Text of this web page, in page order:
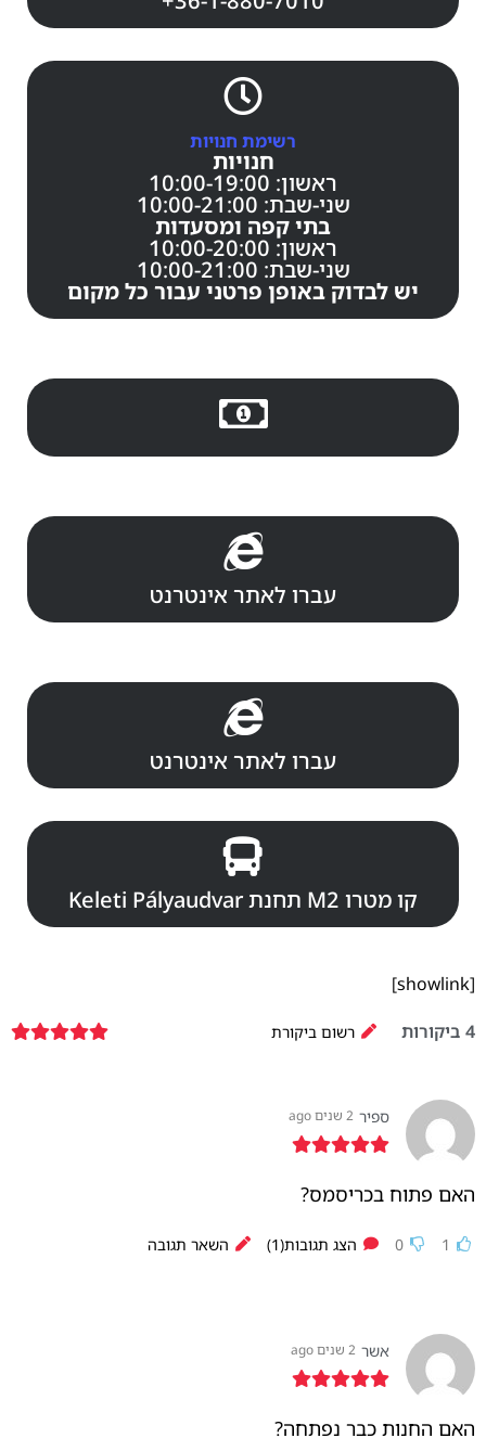
רשימת חנויות
חנויות
ראשון: 10:00-19:00
שני-שבת: 10:00-21:00
בתי קפה ומסעדות
ראשון: 10:00-20:00
שני-שבת: 10:00-21:00
יש לבדוק באופן פרטני עבור כל מקום
עברו לאתר אינטרנט
עברו לאתר אינטרנט
קו מטרו M2 תחנת Keleti Pályaudvar
[showlink]
4 ביקורות רשום ביקורת
ספיר 2 שנים ago
האם פתוח בכריסמס?
1
0 הצג תגובות(1) השאר תגובה
אשר 2 שנים ago
האם החנות כבר נפתחה?